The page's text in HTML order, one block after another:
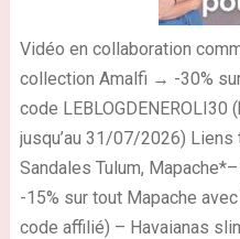
Vidéo en collaboration
collection Amalfi → -30%
code
jusqu’au 31/07/2026)
Sandales Tulum,
-15% sur tout Mapache
code affilié) – Havaianas